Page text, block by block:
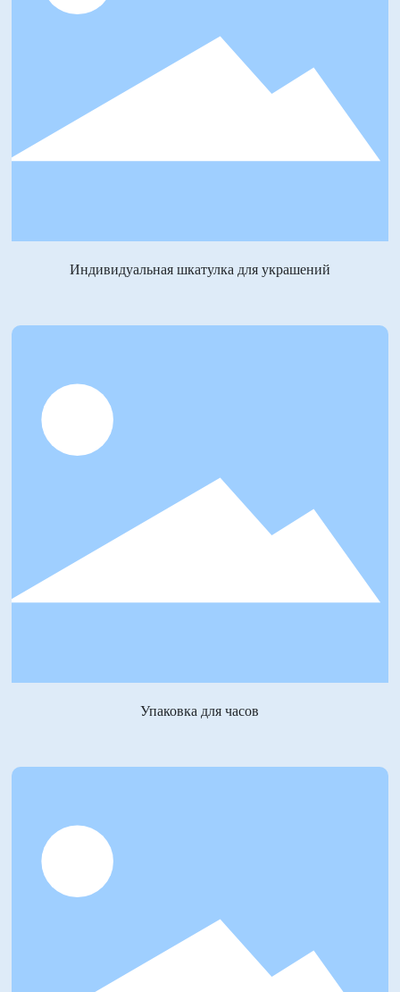
Индивидуальная шкатулка для украшений
Упаковка для часов